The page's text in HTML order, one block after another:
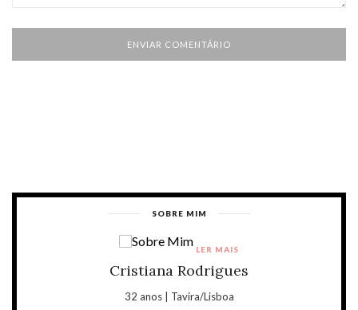
SOBRE MIM
Cristiana Rodrigues
32 anos | Tavira/Lisboa
LER MAIS